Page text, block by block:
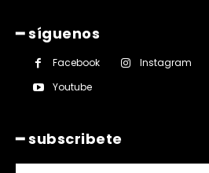
━ síguenos
Facebook Instagram
Youtube
━ subscribete